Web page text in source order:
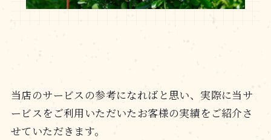
当店のサービスの参考になればと思い、実際に当サ
ービスをご利用いただいたお客様の実績をご紹介さ
せていただきます。